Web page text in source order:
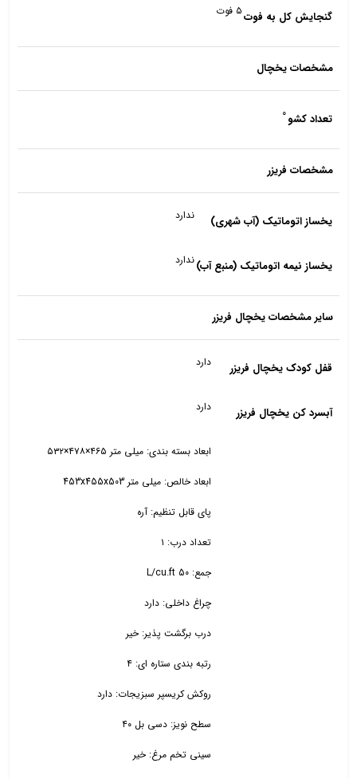
گنجایش کل به فوت۵ فوت
مشخصات یخچال
تعداد کشو۰
مشخصات فریزر
یخساز اتوماتیک (آب شهری) ندارد
یخساز نیمه اتوماتیک (منبع آب)ندارد
سایر مشخصات یخچال فریزر
قفل کودک یخچال فریزر دارد
آبسرد کن یخچال فریزر دارد
ابعاد بسته بندی: میلی متر ۴۶۵×۴۷۸×۵۳۲
ابعاد خالص: میلی متر 453x455x503
پای قابل تنظیم: آره
تعداد درب: ۱
جمع: L/cu.ft 50
چراغ داخلی: دارد
درب برگشت پذیر: خیر
رتبه بندی ستاره ای: ۴
روکش کریسپر سبزیجات: دارد
سطح نویز: دسی بل ۴۰
سینی تخم مرغ: خیر